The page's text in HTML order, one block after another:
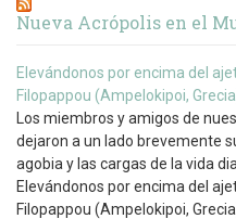
Nueva Acrópolis en el
Elevándonos por encima del
Filopappou (Ampelokipoi,
Los miembros y amigos de
dejaron a un lado brevemente
agobia y las cargas de la vida
Elevándonos por encima del
Filopappou (Ampelokipoi,